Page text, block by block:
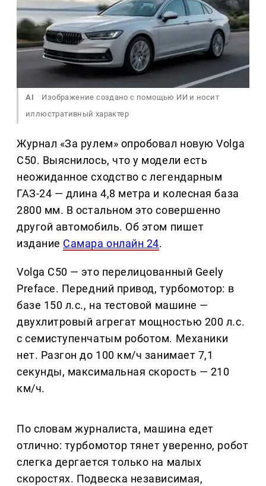
AI
Изображение создано с помощью ИИ и носит
иллюстративный характер
Журнал «За рулем» опробовал новую Volga
C50. Выяснилось, что у модели есть
неожиданное сходство с легендарным
ГАЗ-24 — длина 4,8 метра и колесная база
2800 мм. В остальном это совершенно
другой автомобиль. Об этом пишет
издание Самара онлайн 24.
Volga C50 — это перелицованный Geely
Preface. Передний привод, турбомотор: в
базе 150 л.с., на тестовой машине —
двухлитровый агрегат мощностью 200 л.с.
с семиступенчатым роботом. Механики
нет. Разгон до 100 км/ч занимает 7,1
секунды, максимальная скорость — 210
км/ч.
По словам журналиста, машина едет
отлично: турбомотор тянет уверенно, робот
слегка дергается только на малых
скоростях. Подвеска независимая,